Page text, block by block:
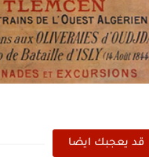
قد يعجبك ايضا